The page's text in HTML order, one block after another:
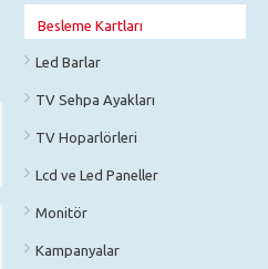
Besleme Kartları
Led Barlar
TV Sehpa Ayakları
TV Hoparlörleri
Lcd ve Led Paneller
Monitör
Kampanyalar